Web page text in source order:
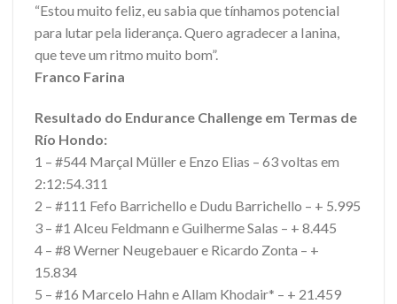
“Estou muito feliz, eu sabia que tínhamos potencial
para lutar pela liderança. Quero agradecer a Ianina,
que teve um ritmo muito bom”.
Franco Farina
Resultado do Endurance Challenge em Termas de
Río Hondo:
1 – #544 Marçal Müller e Enzo Elias – 63 voltas em
2:12:54.311
2 – #111 Fefo Barrichello e Dudu Barrichello – + 5.995
3 – #1 Alceu Feldmann e Guilherme Salas – + 8.445
4 – #8 Werner Neugebauer e Ricardo Zonta – +
15.834
5 – #16 Marcelo Hahn e Allam Khodair* – + 21.459